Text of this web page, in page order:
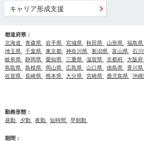
キャリア形成支援
都道府県：
北海道
青森県 岩手県 宮城県 秋田県 山形県 福島県
埼玉県
千葉県 東京都 神奈川県 新潟県 富山県 石川
岐阜県
静岡県 愛知県 三重県 滋賀県 京都府 大阪府
鳥取県
島根県 岡山県 広島県 山口県 徳島県 香川県
佐賀県
長崎県 熊本県 大分県 宮崎県 鹿児島県 沖縄
勤務形態：
昼勤
夕勤 夜勤 短時間 早朝勤
期間：